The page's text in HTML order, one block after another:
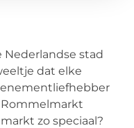
stad
dat elke
zo speciaal?